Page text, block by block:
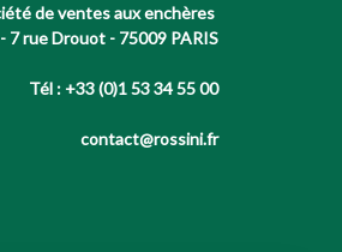
de ventes aux enchères
7 rue Drouot - 75009 PARIS
Tél : +33 (0)1 53 34 55 00
contact@rossini.fr